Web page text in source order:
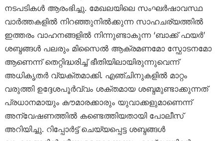
നടപടികൾ ആരംഭിച്ചു. മേഖലയിലെ സംഘർഷാവസ്ഥ
വാർത്തകളിൽ നിറഞ്ഞുനിൽക്കുന്ന സാഹചര്യത്തിൽ
ഇത്തരം വാഹനങ്ങളിൽ നിന്നുണ്ടാകുന്ന ‘ബാക്ക് ഫയർ’
ശബ്ദങ്ങൾ പലരും മിസൈൽ ആക്രമണമോ സ്ഫോടനമോ
ആണെന്ന് തെറ്റിദ്ധരിച്ച് ഭീതിയിലായിരുന്നുവെന്ന്
അധികൃതർ വ്യക്തമാക്കി. എഞ്ചിനുകളിൽ മാറ്റം
വരുത്തി ഉദ്ദേശപൂർവ്വം ശക്തമായ ശബ്ദമുണ്ടാക്കുന്നത്
പ്രധാനമായും കൗമാരക്കാരും യുവാക്കളുമാണെന്ന്
അന്വേഷണത്തിൽ കണ്ടെത്തിയതായി പോലീസ്
അറിയിച്ചു. റിപ്പോർട്ട് ചെയ്യപ്പെട്ട ശബ്ദങ്ങൾ